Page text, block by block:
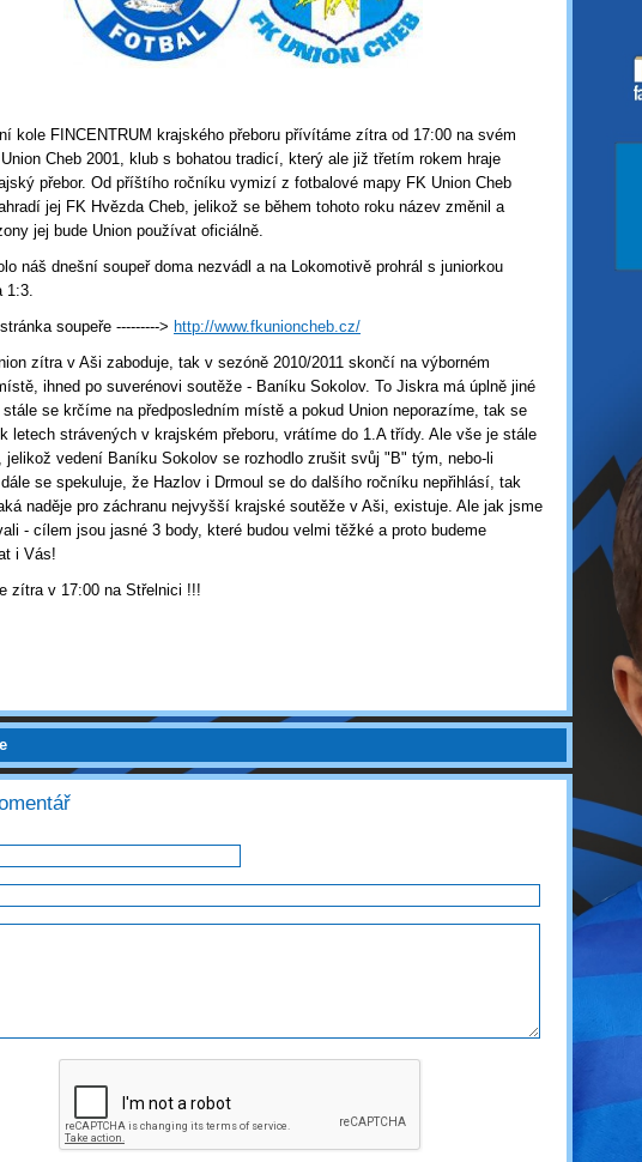
kole FINCENTRUM krajského přeboru přívítáme zítra od 17:00 na svém
Cheb 2001, klub s bohatou tradicí, který ale již třetím rokem hraje
přebor. Od příštího ročníku vymizí z fotbalové mapy FK Union Cheb
jej FK Hvězda Cheb, jelikož se během tohoto roku název změnil a
jej bude Union používat oficiálně.
náš dnešní soupeř doma nezvádl a na Lokomotivě prohrál s juniorkou
1:3.
soupeře ---------> http://www.fkunioncheb.cz/
zítra v Aši zaboduje, tak v sezóně 2010/2011 skončí na výborném
ihned po suverénovi soutěže - Baníku Sokolov. To Jiskra má úplně jiné
se krčíme na předposledním místě a pokud Union neporazíme, tak se
letech strávených v krajském přeboru, vrátíme do 1.A třídy. Ale vše je stále
jelikož vedení Baníku Sokolov se rozhodlo zrušit svůj "B" tým, nebo-li
se spekuluje, že Hazlov i Drmoul se do dalšího ročníku nepřihlásí, tak
naděje pro záchranu nejvyšší krajské soutěže v Aši, existuje. Ale jak jsme
- cílem jsou jasné 3 body, které budou velmi těžké a proto budeme
i Vás!
zítra v 17:00 na Střelnici !!!